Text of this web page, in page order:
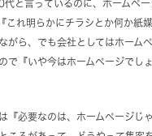
と言っているのに、ホームペ
これ明らかにチラシとか何か紙
がら、でも会社としてはホーム
で『いや今はホームページでし
『必要なのは、ホームページじ